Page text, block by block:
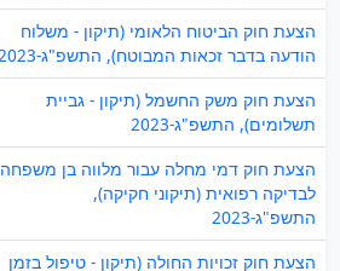
הצעת חוק הביטוח הלאומי (תיקון - משלוח
הודעה בדבר זכאות המבוטח), התשפ"ג-2023
הצעת חוק משק החשמל (תיקון - גביית
תשלומים), התשפ"ג-2023
הצעת חוק דמי מחלה עבור מלווה בן משפחה
לבדיקה רפואית (תיקוני חקיקה),
התשפ"ג-2023
הצעת חוק זכויות החולה (תיקון - טיפול בזמן